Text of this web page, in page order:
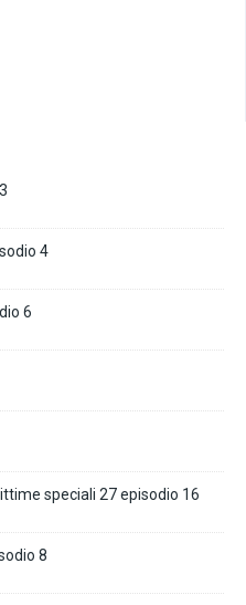
4
6
speciali 27 episodio 16
8